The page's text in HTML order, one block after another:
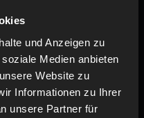
und Anzeigen zu
Medien anbieten
Website zu
Informationen zu Ihrer
unsere Partner für